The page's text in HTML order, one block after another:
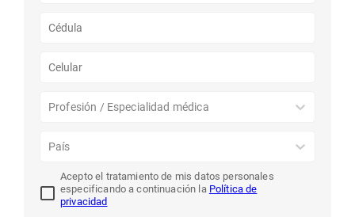
Profesión / Especialidad médica
País
Acepto el tratamiento de mis datos personales
especificando a continuación la Política de
privacidad